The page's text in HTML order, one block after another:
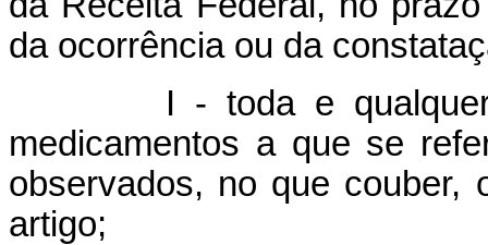
da ocorrência ou da
I - toda e qualquer
medicamentos a que se
observados, no que couber,
artigo;